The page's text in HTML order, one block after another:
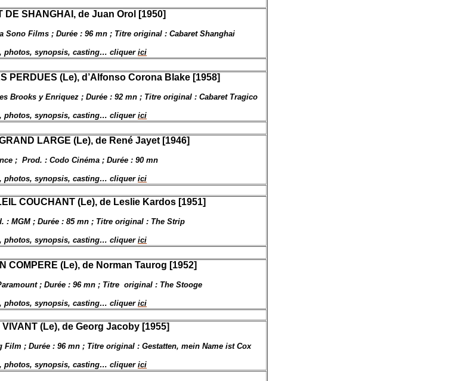
DE SHANGHAI, de Juan Orol [1950]
Sono Films ; Durée : 96 mn ; Titre original : Cabaret Shanghai
photos, synopsis, casting… cliquer ici
PERDUES (Le), d’Alfonso Corona Blake [1958]
Brooks y Enriquez ; Durée : 92 mn ; Titre original : Cabaret Tragico
photos, synopsis, casting… cliquer ici
LARGE (Le), deRené Jayet [1946]
; Prod. : Codo Cinéma ; Durée : 90 mn
photos, synopsis, casting… cliquer ici
COUCHANT (Le), de Leslie Kardos [1951]
: MGM ; Durée : 85 mn ; Titre original : The Strip
photos, synopsis, casting… cliquer ici
COMPERE (Le), deNorman Taurog [1952]
; Durée : 96 mn ; Titre original : The Stooge
photos, synopsis, casting… cliquer ici
(Le), de Georg Jacoby [1955]
; Durée : 96 mn ; Titre original : Gestatten, mein Name ist Cox
photos, synopsis, casting… cliquer ici